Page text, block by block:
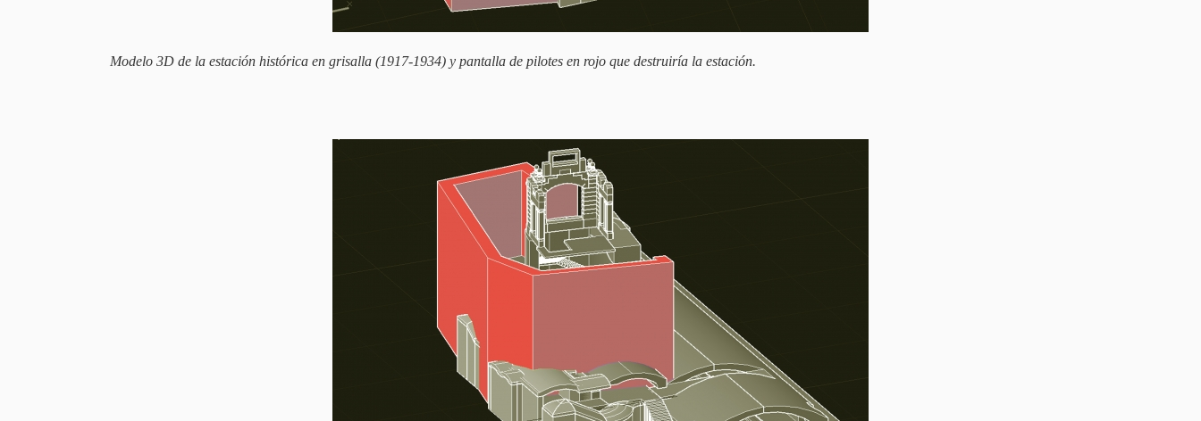
Modelo 3D de la estación histórica en grisalla (1917-1934) y pantalla de pilotes en rojo que destruiría la estación.